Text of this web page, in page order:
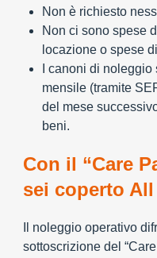
Non è richiesto
Non ci sono spese
locazione o spese
I canoni di
mensile (tramite
del mese
beni.
Con il “Care
sei coperto
Il noleggio operativo
sottoscrizione del “Care